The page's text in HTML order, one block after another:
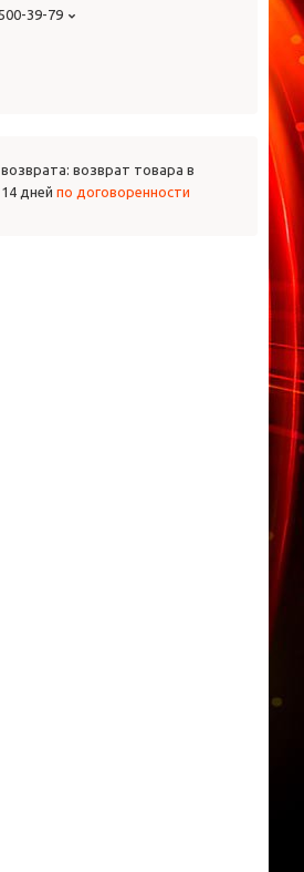
39-79
возврат товара в
дней по договоренности